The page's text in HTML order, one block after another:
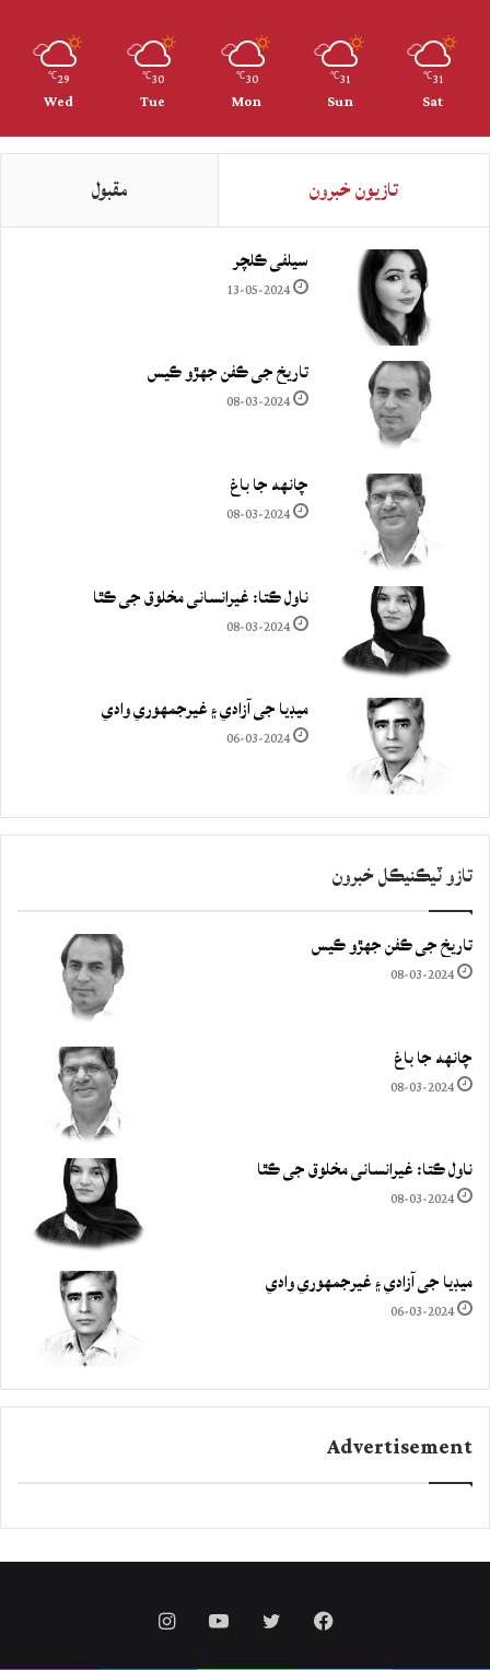
31
℃
Sat
31
℃
Sun
30
℃
Mon
30
℃
Tue
29
℃
Wed
تازيون خبرون مقبول
سيلفي ڪلچر
13-05-2024
تاريخ جي ڪفن جھڙو ڪيس
08-03-2024
چانهه جا باغ
08-03-2024
ناول ڪتا: غيرانساني مخلوق جي ڪٿا
08-03-2024
ميڊيا جي آزادي ۽ غيرجمھوري وادي
06-03-2024
تازو ٽيڪنيڪل خبرون
تاريخ جي ڪفن جھڙو ڪيس
08-03-2024
چانهه جا باغ
08-03-2024
ناول ڪتا: غيرانساني مخلوق جي ڪٿا
08-03-2024
ميڊيا جي آزادي ۽ غيرجمھوري وادي
06-03-2024
Advertisement
Facebook
Twitter
YouTube